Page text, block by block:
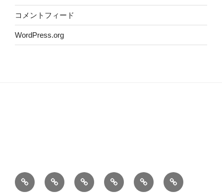
コメントフィード
WordPress.org
ホ
ー
自
己
こ
の
Privacy
policy
Contact
information
お
料